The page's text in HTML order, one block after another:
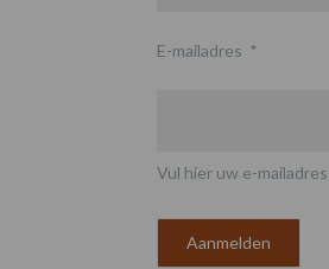
E-mailadres *
Vul hier uw e-